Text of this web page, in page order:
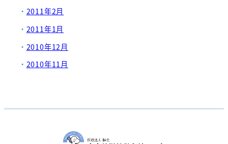
2011年2月
2011年1月
2010年12月
2010年11月